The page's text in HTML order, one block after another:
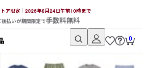
ア限定｜2026年8月24日午前10時まで
後払いが期間限定で手数料無料
0